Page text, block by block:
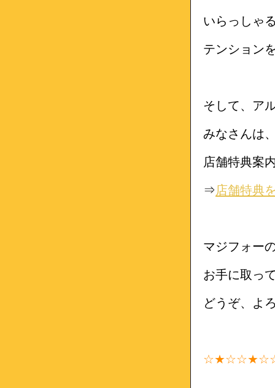
いらっしゃ
テンション
そして、ア
みなさんは
店舗特典案
⇒ 店舗特典
マジフォー
お手に取っ
どうぞ、よ